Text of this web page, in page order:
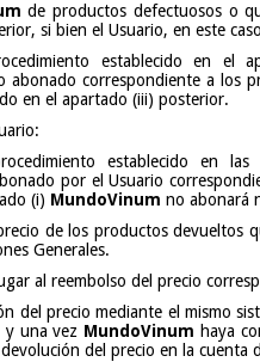
de productos defectuosos o
si bien el Usuario, en este
establecido en el
abonado correspondiente a los
en el apartado (iii) posterior.
establecido en
por el Usuario
(i) MundoVinum no abonará
de los productos
Generales.
al reembolso del precio
del precio mediante el mismo
y una vez MundoVinum haya
del precio en la cuenta